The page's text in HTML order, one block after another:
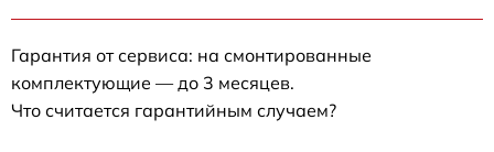
Гарантия от сервиса: на смонтированные
комплектующие — до 3 месяцев.
Что считается гарантийным случаем?